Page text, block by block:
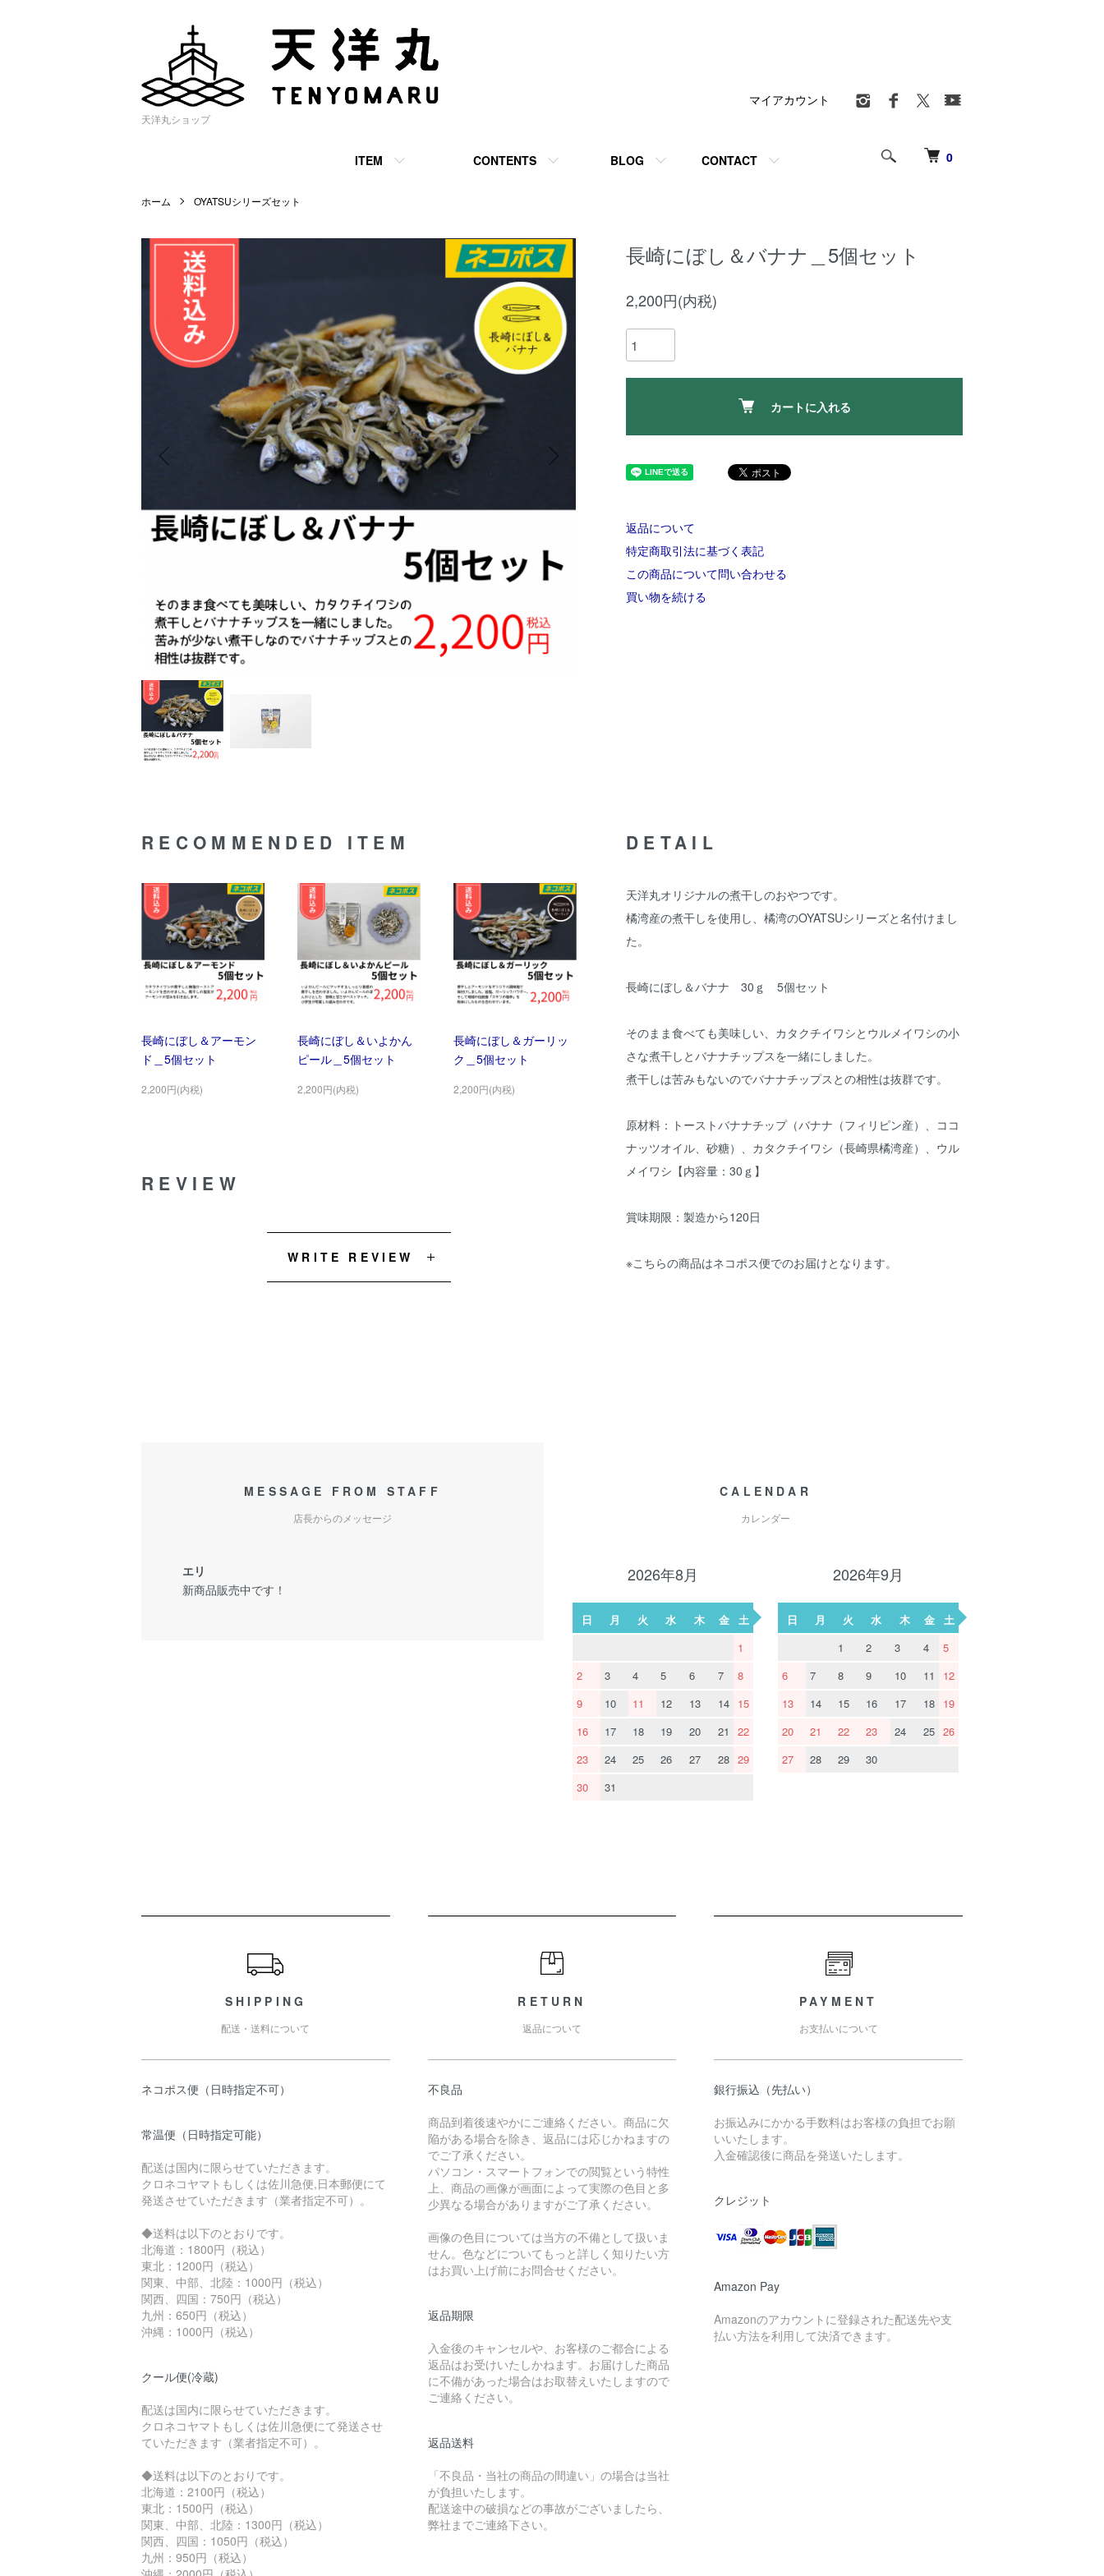
天洋丸ショップ
0
ITEM CONTENTS BLOG CONTACT
マイアカウント
ホーム OYATSUシリーズセット
長崎にぼし＆バナナ＿5個セット
2,200円(内税)
カートに入れる
返品について
特定商取引法に基づく表記
この商品について問い合わせる
買い物を続ける
DETAIL
天洋丸オリジナルの煮干しのおやつです。
橘湾産の煮干しを使用し、橘湾のOYATSUシリーズと名付けまし
た。
長崎にぼし＆バナナ 30ｇ 5個セット
そのまま食べても美味しい、カタクチイワシとウルメイワシの小
さな煮干しとバナナチップスを一緒にしました。
煮干しは苦みもないのでバナナチップスとの相性は抜群です。
原材料：トーストバナナチップ（バナナ（フィリピン産）、ココ
ナッツオイル、砂糖）、カタクチイワシ（長崎県橘湾産）、ウル
メイワシ【内容量：30ｇ】
賞味期限：製造から120日
※こちらの商品はネコポス便でのお届けとなります。
RECOMMENDED ITEM
長崎にぼし＆アーモン
ド＿5個セット
2,200円(内税)
長崎にぼし＆いよかん
ピール＿5個セット
2,200円(内税)
長崎にぼし＆ガーリッ
ク＿5個セット
2,200円(内税)
REVIEW
WRITE REVIEW
MESSAGE FROM STAFF
店長からのメッセージ
エリ
新商品販売中です！
CALENDAR
カレンダー
2026年8月
日 月 火 水 木 金
土
1
2
3 4 5 6 7
8
9
10 11 12 13 14 15
16
17 18 19 20 21
22
23
24 25 26 27 28 29
30
31
2026年9月
日 月 火 水 木 金
土
1
2 3 4
5
6
7 8 9 10 11
12
13
14 15 16 17 18 19
20
21 22 23 24 25 26
27
28 29 30
SHIPPING
配送・送料について
ネコポス便（日時指定不可）
常温便（日時指定可能）
配送は国内に限らせていただきます。
クロネコヤマトもしくは佐川急便,日本郵便にて
発送させていただきます（業者指定不可）。
◆送料は以下のとおりです。
北海道：1800円（税込）
東北：1200円（税込）
関東、中部、北陸：1000円（税込）
関西、四国：750円（税込）
九州：650円（税込）
沖縄：1000円（税込）
クール便(冷蔵)
配送は国内に限らせていただきます。
クロネコヤマトもしくは佐川急便にて発送させ
ていただきます（業者指定不可）。
◆送料は以下のとおりです。
北海道：2100円（税込）
東北：1500円（税込）
関東、中部、北陸：1300円（税込）
関西、四国：1050円（税込）
九州：950円（税込）
RETURN
返品について
不良品
商品到着後速やかにご連絡ください。商品に欠
陥がある場合を除き、返品には応じかねますの
でご了承ください。
パソコン・スマートフォンでの閲覧という特性
上、商品の画像が画面によって実際の色目と多
少異なる場合がありますがご了承ください。
画像の色目については当方の不備として扱いま
せん。色などについてもっと詳しく知りたい方
はお買い上げ前にお問合せください。
返品期限
入金後のキャンセルや、お客様のご都合による
返品はお受けいたしかねます。お届けした商品
に不備があった場合はお取替えいたしますので
ご連絡ください。
返品送料
「不良品・当社の商品の間違い」の場合は当社
が負担いたします。
配送途中の破損などの事故がございましたら、
弊社までご連絡下さい。
PAYMENT
お支払いについて
銀行振込（先払い）
お振込みにかかる手数料はお客様の負担でお願
いいたします。
入金確認後に商品を発送いたします。
クレジット
Amazon Pay
Amazonのアカウントに登録された配送先や支
払い方法を利用して決済できます。